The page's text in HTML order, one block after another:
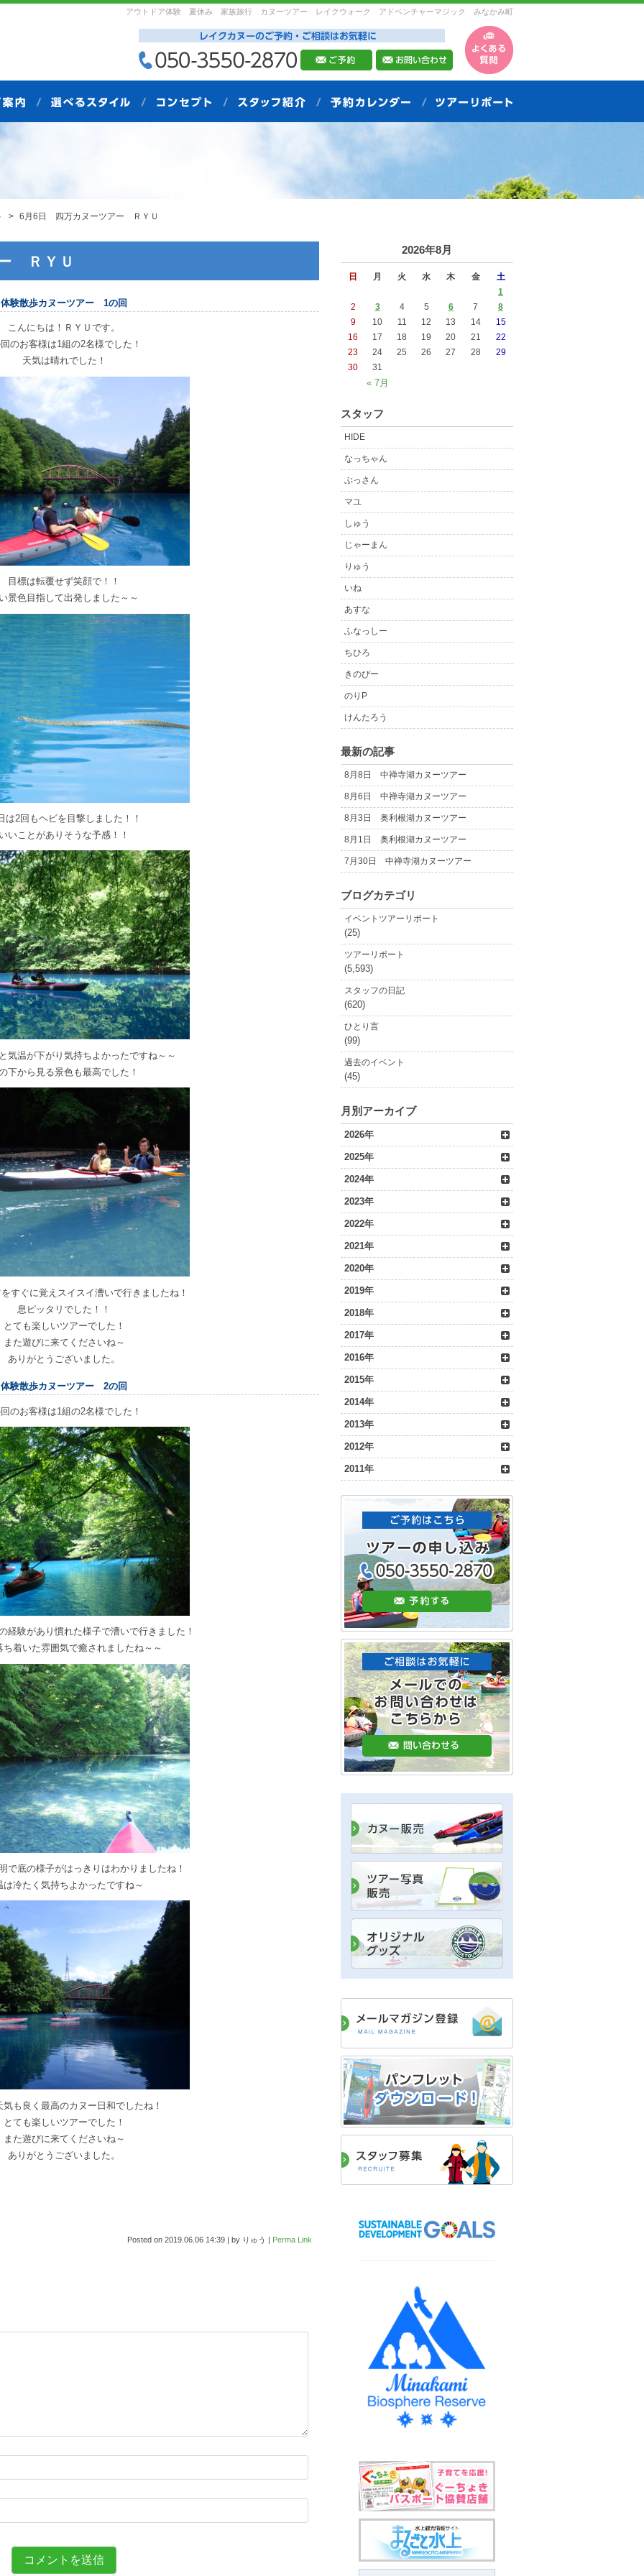
アウトドア体験 夏休み 家族旅行 カヌーツアー レイクウォーク アドベンチャーマジック みなかみ町
6月6日 四万カヌーツアー ＲＹＵ
ＲＹＵ
体験散歩カヌーツアー 1の回
こんにちは！ＲＹＵです。
のお客様は1組の2名様でした！
天気は晴れでした！
目標は転覆せず笑顔で！！
景色目指して出発しました～～
は2回もヘビを目撃しました！！
いことがありそうな予感！！
気温が下がり気持ちよかったですね～～
下から見る景色も最高でした！
すぐに覚えスイスイ漕いで行きましたね！
息ピッタリでした！！
とても楽しいツアーでした！
また遊びに来てくださいね～
ありがとうございました。
体験散歩カヌーツアー 2の回
のお客様は1組の2名様でした！
経験があり慣れた様子で漕いで行きました！
ち着いた雰囲気で癒されましたね～～
で底の様子がはっきりはわかりましたね！
は冷たく気持ちよかったですね～
気も良く最高のカヌー日和でしたね！
とても楽しいツアーでした！
また遊びに来てくださいね～
ありがとうございました。
Posted on 2019.06.06 14:39 by りゅう Perma Link
2026年8月
日 月 火 水 木 金 土
« 7月
1
2
3 4 5 6 7
8
9
10 11 12 13 14
15
16
17 18 19 20 21
22
23
24 25 26 27 28
29
30
31
スタッフ
HIDE
なっちゃん
ぶっさん
マユ
しゅう
じゃーまん
りゅう
いね
あすな
ふなっしー
ちひろ
きのぴー
のりP
けんたろう
最新の記事
8月8日 中禅寺湖カヌーツアー
8月6日 中禅寺湖カヌーツアー
8月3日 奥利根湖カヌーツアー
8月1日 奥利根湖カヌーツアー
7月30日 中禅寺湖カヌーツアー
ブログカテゴリ
イベントツアーリポート
(25)
ツアーリポート
(5,593)
スタッフの日記
(620)
ひとり言
(99)
過去のイベント
(45)
月別アーカイブ
2026年
2025年
2024年
2023年
2022年
2021年
2020年
2019年
2018年
2017年
2016年
2015年
2014年
2013年
2012年
2011年